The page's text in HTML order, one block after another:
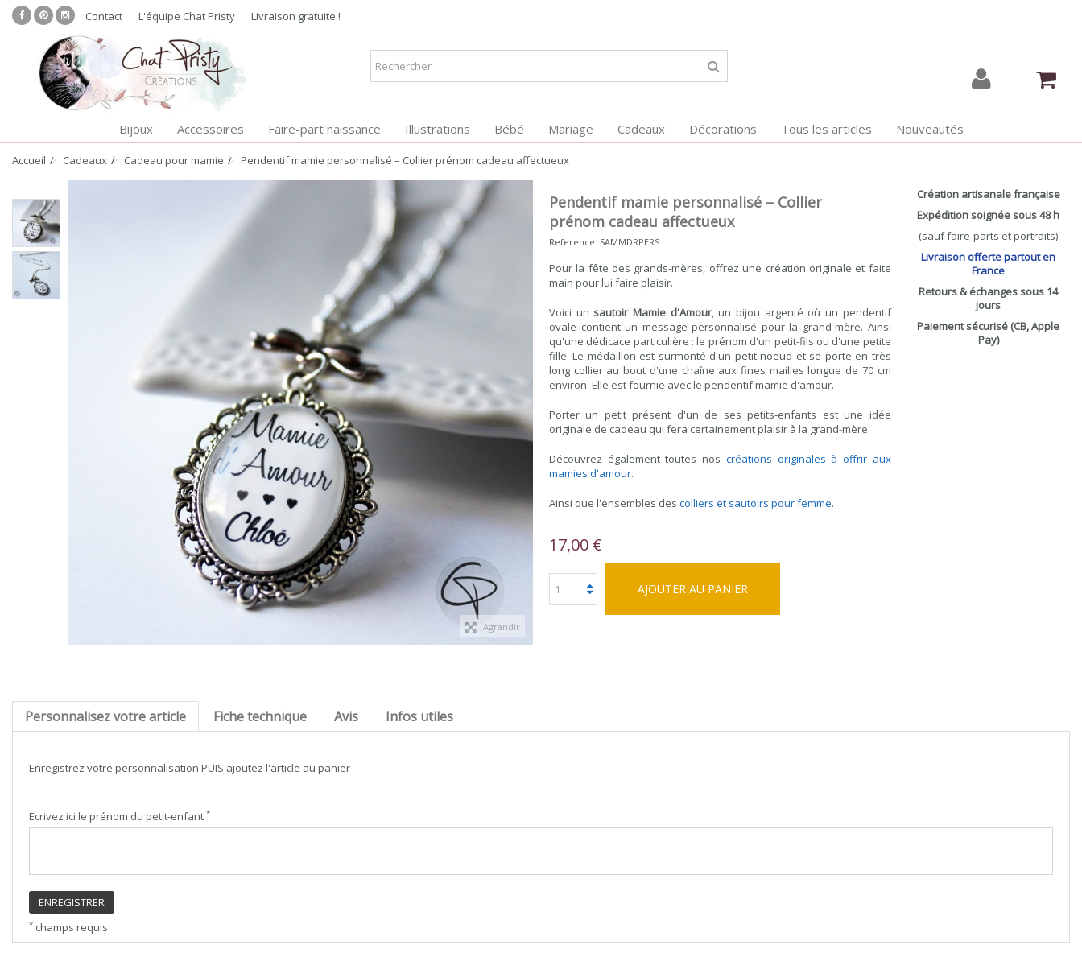
Contact L'équipe Chat Pristy Livraison gratuite !
Bijoux Accessoires Faire-part naissance Illustrations Bébé Mariage Cadeaux Décorations Tous les articles Nouveautés
Accueil Cadeaux Cadeau pour mamie Pendentif mamie personnalisé – Collier prénom cadeau affectueux
Agrandir
Pendentif mamie personnalisé – Collier
prénom cadeau affectueux
Reference: SAMMDRPERS
Pour la fête des grands-mères, offrez une création originale et faite
main pour lui faire plaisir.
Voici unsautoir Mamie d'Amour, un bijou argenté où un pendentif
ovale contient un message personnalisé pour la grand-mère. Ainsi
qu'une dédicace particulière : le prénom d'un petit-fils ou d'une petite
fille. Le médaillon est surmonté d'un petit noeud et se porte en très
long collier au bout d'une chaîne aux fines mailles longue de 70 cm
environ. Elle est fournie avec le pendentif mamie d'amour.
Porter un petit présent d'un de ses petits-enfants est une idée
originale de cadeau qui fera certainement plaisir à la grand-mère.
Découvrez également toutes nos créations originales à offrir aux
mamies d'amour.
Ainsi que l'ensembles des colliers et sautoirs pour femme.
17,00 €
AJOUTER AU PANIER
Création artisanale française
Expédition soignée sous 48 h
(sauf faire-parts et portraits)
Livraison offerte partout en
France
Retours & échanges sous 14
jours
Paiement sécurisé (CB, Apple
Pay)
Personnalisez votre article Fiche technique Avis Infos utiles
Enregistrez votre personnalisation PUIS ajoutez l'article au panier
Ecrivez ici le prénom du petit-enfant *
ENREGISTRER
* champs requis